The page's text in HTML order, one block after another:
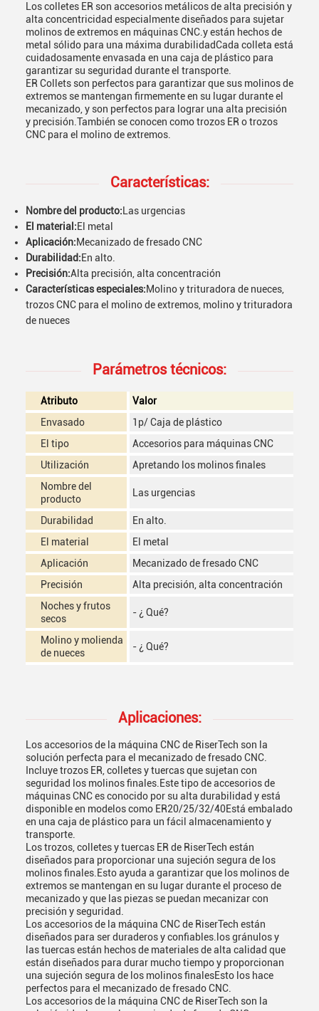
Los colletes ER son accesorios metálicos de alta precisión y
alta concentricidad especialmente diseñados para sujetar
molinos de extremos en máquinas CNC.y están hechos de
metal sólido para una máxima durabilidadCada colleta está
cuidadosamente envasada en una caja de plástico para
garantizar su seguridad durante el transporte.
ER Collets son perfectos para garantizar que sus molinos de
extremos se mantengan firmemente en su lugar durante el
mecanizado, y son perfectos para lograr una alta precisión
y precisión.También se conocen como trozos ER o trozos
CNC para el molino de extremos.
Características:
Nombre del producto: Las urgencias
El material:El metal
Aplicación:Mecanizado de fresado CNC
Durabilidad:En alto.
Precisión:Alta precisión, alta concentración
Características especiales:Molino y trituradora de nueces,
trozos CNC para el molino de extremos, molino y trituradora
de nueces
Parámetros técnicos:
Atributo
Valor
Envasado
1p/ Caja de plástico
El tipo
Accesorios para máquinas CNC
Utilización
Apretando los molinos finales
Nombre del
producto
Las urgencias
Durabilidad
En alto.
El material
El metal
Aplicación
Mecanizado de fresado CNC
Precisión
Alta precisión, alta concentración
Noches y frutos
secos
- ¿ Qué?
Molino y molienda
de nueces
- ¿ Qué?
Aplicaciones:
Los accesorios de la máquina CNC de RiserTech son la
solución perfecta para el mecanizado de fresado CNC.
Incluye trozos ER, colletes y tuercas que sujetan con
seguridad los molinos finales.Este tipo de accesorios de
máquinas CNC es conocido por su alta durabilidad y está
disponible en modelos como ER20/25/32/40Está embalado
en una caja de plástico para un fácil almacenamiento y
transporte.
Los trozos, colletes y tuercas ER de RiserTech están
diseñados para proporcionar una sujeción segura de los
molinos finales.Esto ayuda a garantizar que los molinos de
extremos se mantengan en su lugar durante el proceso de
mecanizado y que las piezas se puedan mecanizar con
precisión y seguridad.
Los accesorios de la máquina CNC de RiserTech están
diseñados para ser duraderos y confiables.los gránulos y
las tuercas están hechos de materiales de alta calidad que
están diseñados para durar mucho tiempo y proporcionan
una sujeción segura de los molinos finalesEsto los hace
perfectos para el mecanizado de fresado CNC.
Los accesorios de la máquina CNC de RiserTech son la